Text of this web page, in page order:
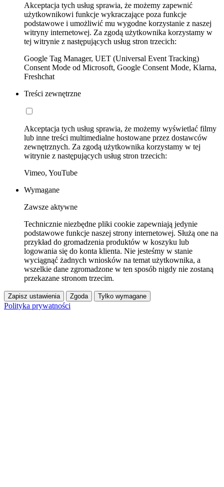
Akceptacja tych usług sprawia, że możemy zapewnić
użytkownikowi funkcje wykraczające poza funkcje
podstawowe i umożliwić mu wygodne korzystanie z naszej
witryny internetowej. Za zgodą użytkownika korzystamy w
tej witrynie z następujących usług stron trzecich:
Google Tag Manager, UET (Universal Event Tracking)
Consent Mode od Microsoft, Google Consent Mode, Klarna,
Freshchat
Treści zewnętrzne
Akceptacja tych usług sprawia, że możemy wyświetlać filmy
lub inne treści multimedialne hostowane przez dostawców
zewnętrznych. Za zgodą użytkownika korzystamy w tej
witrynie z następujących usług stron trzecich:
Vimeo, YouTube
Wymagane
Zawsze aktywne
Technicznie niezbędne pliki cookie zapewniają jedynie
podstawowe funkcje naszej strony internetowej. Służą one na
przykład do gromadzenia produktów w koszyku lub
logowania się do konta klienta. Nie jesteśmy w stanie
wyciągnąć żadnych wniosków na temat użytkownika, a
wszelkie dane zgromadzone w ten sposób nigdy nie zostaną
przekazane stronom trzecim.
Zapisz ustawienia Zgoda Tylko wymagane
Polityka prywatności